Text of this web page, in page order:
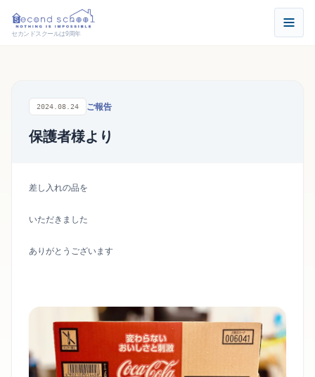
セカンドスクールは9周年
2024.08.24 ご報告
保護者様より
差し入れの品を
いただきました
ありがとうございます